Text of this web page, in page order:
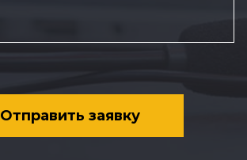
Отправить заявку